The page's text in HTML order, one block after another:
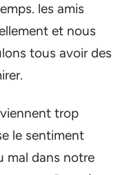
les amis
et nous
tous avoir des
trop
le sentiment
mal dans notre